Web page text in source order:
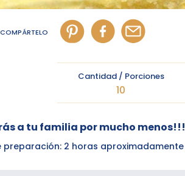
COMPÁRTELO
Cantidad / Porciones
10
a tu familia por mucho menos!!!
preparación: 2 horas aproximadamente